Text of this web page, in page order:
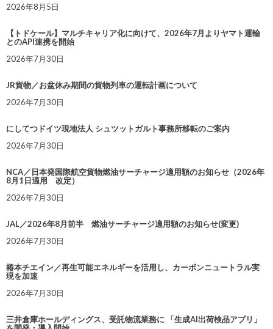
2026年8月5日
【トドケール】マルチキャリア化に向けて、2026年7月よりヤマト運輸
とのAPI連携を開始
2026年7月30日
JR貨物／お盆休み期間の貨物列車の運転計画について
2026年7月30日
にしてつドイツ現地法人 シュツットガルト事務所移転のご案内
2026年7月30日
NCA／日本発国際航空貨物燃油サーチャージ適用額のお知らせ（2026年
8月1日適用 改定）
2026年7月30日
JAL／2026年8月前半 燃油サーチャージ適用額のお知らせ(変更)
2026年7月30日
椿本チエイン／再生可能エネルギーを活用し、カーボンニュートラル実
現を加速
2026年7月30日
三井倉庫ホールディングス、受託物流業務に 「生成AI出荷検品アプリ」